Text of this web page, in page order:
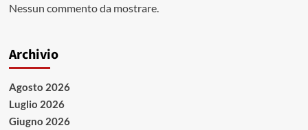
Nessun commento da mostrare.
Archivio
Agosto 2026
Luglio 2026
Giugno 2026